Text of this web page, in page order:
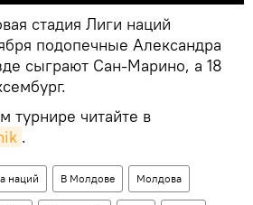
стадия Лиги наций
подопечные Александра
сыграют Сан-Марино, а 18
турнире читайте в
.
наций В Молдове Молдова